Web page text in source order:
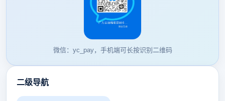
微信：yc_pay，手机端可长按识别二维码
二级导航